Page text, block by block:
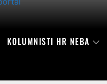
KOLUMNISTI HR NEBA